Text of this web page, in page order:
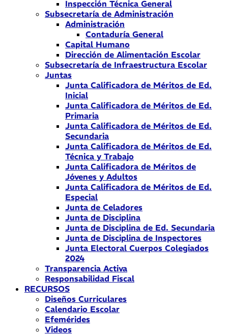
Inspección Técnica General
Subsecretaría de Administración
Administración
Contaduría General
Capital Humano
Dirección de Alimentación Escolar
Subsecretaría de Infraestructura Escolar
Juntas
Junta Calificadora de Méritos de Ed.
Inicial
Junta Calificadora de Méritos de Ed.
Primaria
Junta Calificadora de Méritos de Ed.
Secundaria
Junta Calificadora de Méritos de Ed.
Técnica y Trabajo
Junta Calificadora de Méritos de
Jóvenes y Adultos
Junta Calificadora de Méritos de Ed.
Especial
Junta de Celadores
Junta de Disciplina
Junta de Disciplina de Ed. Secundaria
Junta de Disciplina de Inspectores
Junta Electoral Cuerpos Colegiados
2024
Transparencia Activa
Responsabilidad Fiscal
RECURSOS
Diseños Curriculares
Calendario Escolar
Efemérides
Videos